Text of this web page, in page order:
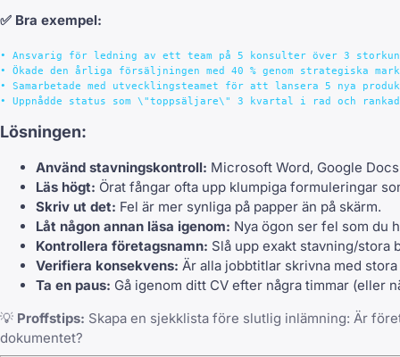
✅ Bra exempel:
• Ansvarig för ledning av ett team på 5 konsulter över 3
• Ökade den årliga försäljningen med 40 % genom strategiska
• Samarbetade med utvecklingsteamet för att lansera 5 nya
Lösningen:
Använd stavningskontroll: Microsoft Word, Google
Läs högt: Örat fångar ofta upp klumpiga formuleringar
Skriv ut det: Fel är mer synliga på papper än på skärm.
Låt någon annan läsa igenom: Nya ögon ser fel som du
Kontrollera företagsnamn: Slå upp exakt stavning/stora
Verifiera konsekvens: Är alla jobbtitlar skrivna med
Ta en paus: Gå igenom ditt CV efter några timmar (eller
💡 Proffstips: Skapa en sjekklista före slutlig inlämning: Är
dokumentet?